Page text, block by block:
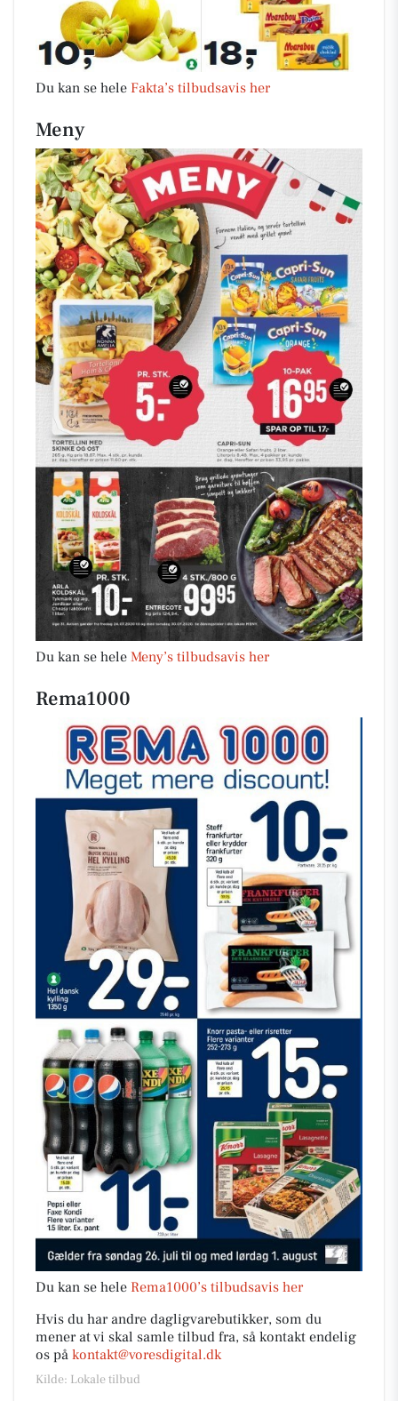
Du kan se hele Fakta’s tilbudsavis her
Meny
Du kan se hele Meny’s tilbudsavis her
Rema1000
Du kan se hele Rema1000’s tilbudsavis her
Hvis du har andre dagligvarebutikker, som du
mener at vi skal samle tilbud fra, så kontakt endelig
os på kontakt@voresdigital.dk
Kilde: Lokale tilbud